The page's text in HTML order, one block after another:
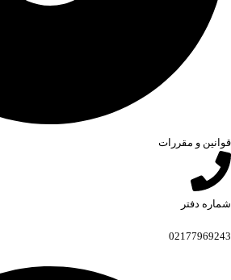
قوانین و مقررات
شماره دفتر
02177969243